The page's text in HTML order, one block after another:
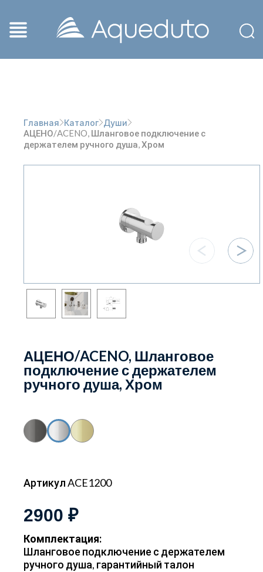
Главная Каталог Души
АЦЕНО/ACENO, Шланговое подключение с
держателем ручного душа, Хром
АЦЕНО/ACENO, Шланговое
подключение с держателем
ручного душа, Хром
Артикул ACE1200
2900 ₽
Комплектация:
Шланговое подключение с держателем
ручного душа, гарантийный талон